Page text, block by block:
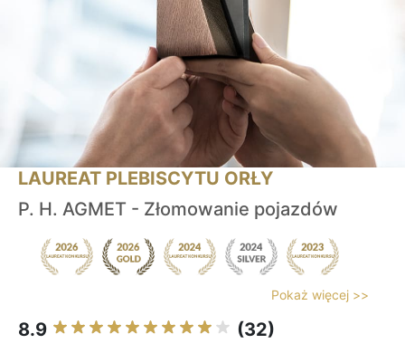
LAUREAT PLEBISCYTU ORŁY
P. H. AGMET - Złomowanie pojazdów
Pokaż więcej >>
8.9 (32)